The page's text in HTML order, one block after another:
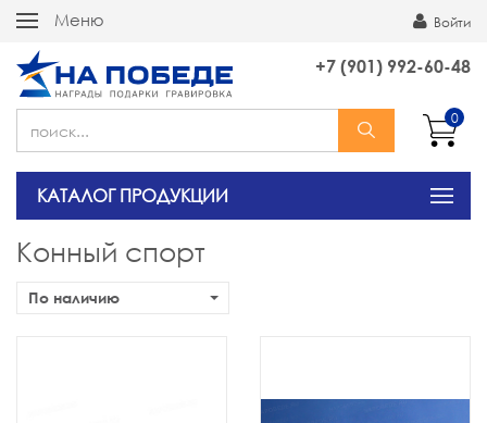
Меню Войти
+7 (901) 992-60-48
0
КАТАЛОГ ПРОДУКЦИИ
Конный спорт
По наличию